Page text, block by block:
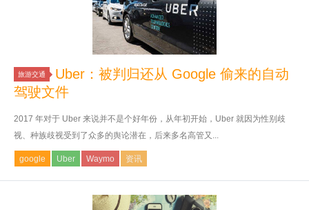
旅游交通
Uber：被判归还从 Google 偷来的自动
驾驶文件
2017 年对于 Uber 来说并不是个好年份，从年初开始，Uber 就因为性别歧
视、种族歧视受到了众多的舆论潜在，后来多名高管又...
google Uber Waymo 资讯